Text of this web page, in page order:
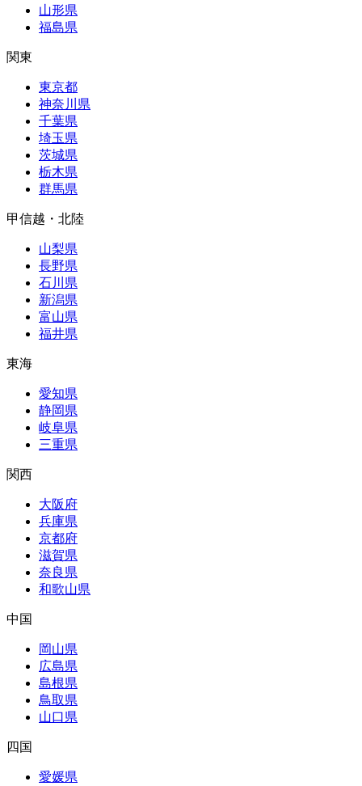
山形県
福島県
関東
東京都
神奈川県
千葉県
埼玉県
茨城県
栃木県
群馬県
甲信越・北陸
山梨県
長野県
石川県
新潟県
富山県
福井県
東海
愛知県
静岡県
岐阜県
三重県
関西
大阪府
兵庫県
京都府
滋賀県
奈良県
和歌山県
中国
岡山県
広島県
島根県
鳥取県
山口県
四国
愛媛県